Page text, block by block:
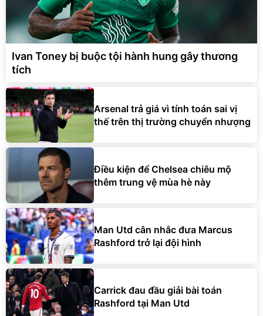
Ivan Toney bị buộc tội hành hung gây thương
tích
Arsenal trả giá vì tính toán sai vị
thế trên thị trường chuyển nhượng
Điều kiện để Chelsea chiêu mộ
thêm trung vệ mùa hè này
Man Utd cân nhắc đưa Marcus
Rashford trở lại đội hình
Carrick đau đầu giải bài toán
Rashford tại Man Utd